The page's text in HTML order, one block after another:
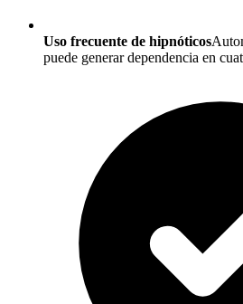
Uso frecuente de hipnóticos
puede generar dependencia en